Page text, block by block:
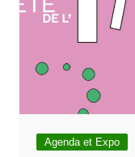
Agenda et Expo